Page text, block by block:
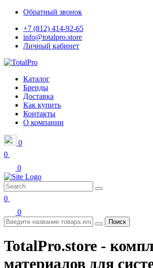
Обратный звонок
+7 (812) 414-92-65
info@totalpro.store
Личный кабинет
Каталог
Бренды
Доставка
Как купить
Контакты
О компании
0
0
0
0
0
Поиск
TotalPro.store -
материалов для